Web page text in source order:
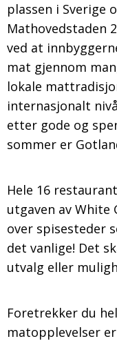
plassen i Sverige
Mathovedstaden
ved at
mat gjennom
lokale
internasjonalt
etter gode og
sommer er
Hele 16
utgaven av White
over spisesteder
det vanlige! Det
utvalg eller
Foretrekker du
matopplevelser